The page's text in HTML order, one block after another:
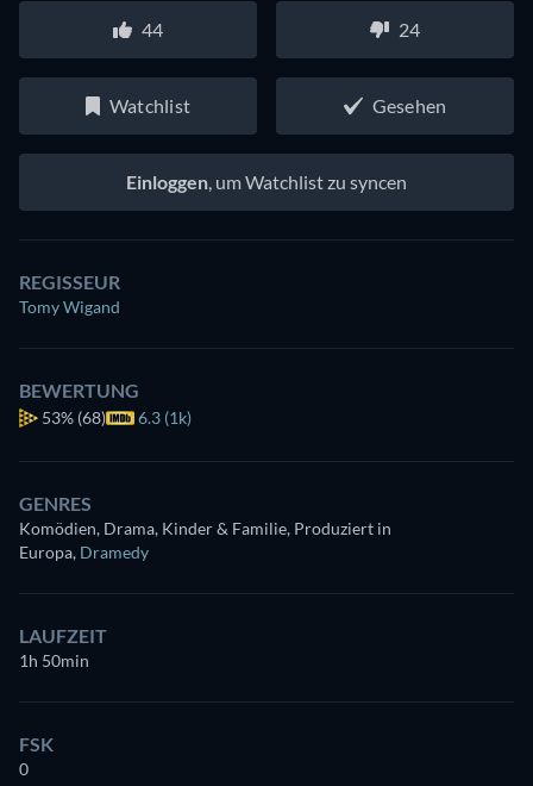
44 24
Watchlist Gesehen
Einloggen, um Watchlist zu syncen
REGISSEUR
Tomy Wigand
BEWERTUNG
53% (68) 6.3 (1k)
GENRES
Komödien, Drama, Kinder & Familie, Produziert in
Europa, Dramedy
LAUFZEIT
1h 50min
FSK
0